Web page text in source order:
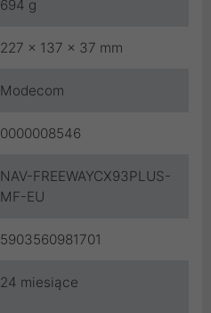
694 g
227 x 137 x 37 mm
Modecom
0000008546
NAV-FREEWAYCX93PLUS-
MF-EU
5903560981701
24 miesiące